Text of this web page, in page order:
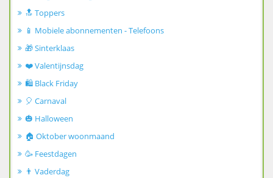
🔝 Toppers
📱 Mobiele abonnementen - Telefoons
🎁 Sinterklaas
❤️ Valentijnsdag
🛍️ Black Friday
🎈 Carnaval
🎃 Halloween
🏠 Oktober woonmaand
🥳 Feestdagen
👨 Vaderdag